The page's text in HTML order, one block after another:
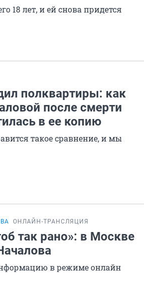
18 лет, и ей снова придется
полквартиры: как
после смерти
в ее копию
такое сравнение, и мы
ОНЛАЙН-ТРАНСЛЯЦИЯ
так рано»: в Москве
в режиме онлайн